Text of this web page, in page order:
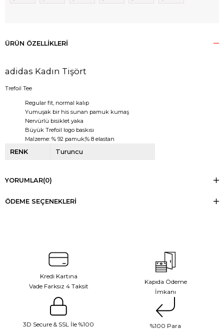
ÜRÜN ÖZELLIKLERI
adidas Kadın Tişört
Trefoil Tee
Regular fit, normal kalıp
Yumuşak bir his sunan pamuk kumaş
Nervürlü bisiklet yaka
Büyük Trefoil logo baskısı
Malzeme: % 92 pamuk,% 8 elastan
RENK Turuncu
YORUMLAR(0)
ÖDEME SEÇENEKLERI
Kredi Kartına
Vade Farksız 4 Taksit
Kapıda Ödeme
İmkanı
3D Secure & SSL İle %100
%100 Para